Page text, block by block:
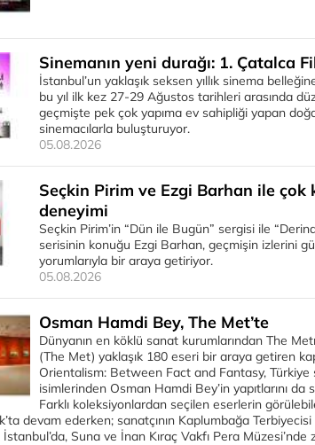
Sinemanın yeni durağı: 1. Çatalca
İstanbul’un yaklaşık seksen yıllık sinema
bu yıl ilk kez 27-29 Ağustos tarihleri arasında
geçmişte pek çok yapıma ev sahipliği yapan
sinemacılarla buluşturuyor.
05.08.2026
Seçkin Pirim ve Ezgi Barhan ile çok
deneyimi
Seçkin Pirim’in “Dün ile Bugün” sergisi ile
serisinin konuğu Ezgi Barhan, geçmişin izlerini
yorumlarıyla bir araya getiriyor.
05.08.2026
Osman Hamdi Bey, The Met’te
Dünyanın en köklü sanat kurumlarından The
(The Met) yaklaşık 180 eseri bir araya getiren
Orientalism: Between Fact and Fantasy,
isimlerinden Osman Hamdi Bey’in yapıtlarını
Farklı koleksiyonlardan seçilen eserlerin
devam ederken; sanatçının Kaplumbağa
İstanbul’da, Suna ve İnan Kıraç Vakfı Pera